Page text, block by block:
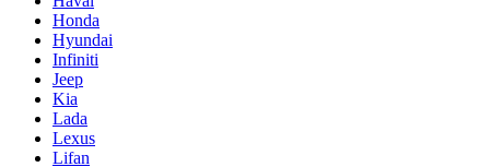
Honda
Hyundai
Infiniti
Jeep
Kia
Lada
Lexus
Lifan